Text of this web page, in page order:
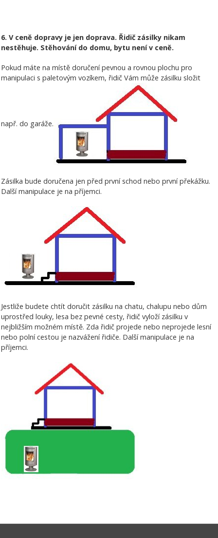
6. V ceně dopravy je jen doprava. Řidič zásilky nikam
nestěhuje. Stěhování do domu, bytu není v ceně.
Pokud máte na místě doručení pevnou a rovnou plochu pro
manipulaci s paletovým vozíkem, řidič Vám může zásilku složit
např. do garáže.
Zásilka bude doručena jen před první schod nebo první překážku.
Další manipulace je na příjemci.
Jestliže budete chtít doručit zásilku na chatu, chalupu nebo dům
uprostřed louky, lesa bez pevné cesty, řidič vyloží zásilku v
nejbližším možném místě. Zda řidič projede nebo neprojede lesní
nebo polní cestou je nazvážení řidiče. Další manipulace je na
příjemci.